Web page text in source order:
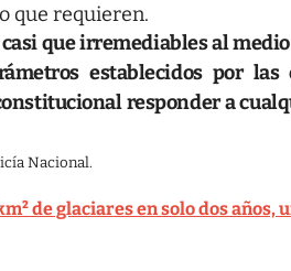
que requieren.
que irremediables al
establecidos por
responder a
Nacional.
de glaciares en solo dos años,